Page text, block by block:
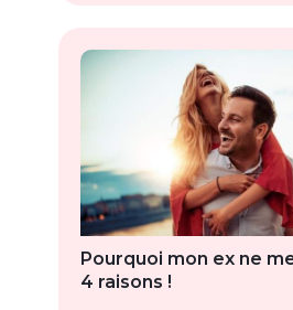
Pourquoi mon ex ne
4 raisons !